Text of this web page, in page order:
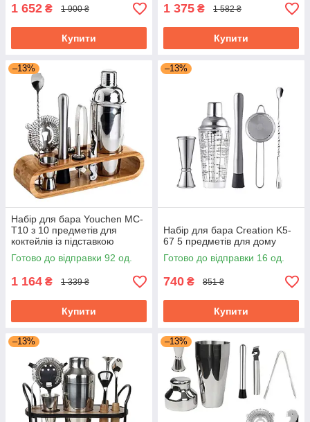
1 652 ₴ 1 900 ₴
Купити
1 375 ₴ 1 582 ₴
Купити
–13%
Набір для бара Youchen MC-
T10 з 10 предметів для
коктейлів із підставкою
шейкер джигер мадлер
Готово до відправки 92 од.
1 164 ₴ 1 339 ₴
Купити
–13%
Набір для бара Creation K5-
67 5 предметів для дому
Готово до відправки 16 од.
740 ₴ 851 ₴
Купити
–13% –13%